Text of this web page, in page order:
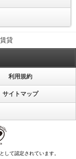
貸
利用規約
サイトマップ
して認定されています。